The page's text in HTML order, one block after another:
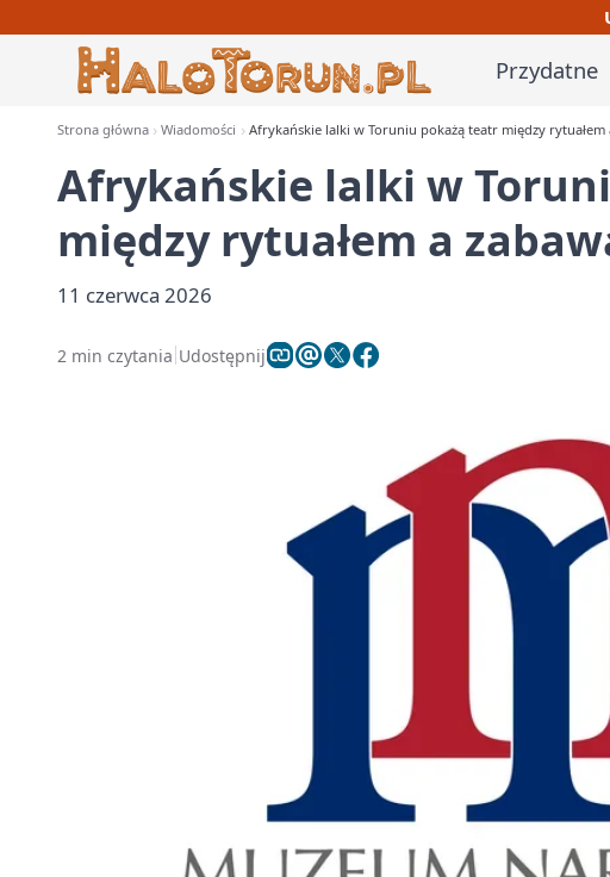
Przydatne
Strona główna Wiadomości Afrykańskie lalki w Toruniu pokażą teatr między rytuałem
Afrykańskie lalki w
między rytuałem a
11 czerwca 2026
2 min czytania Udostępnij